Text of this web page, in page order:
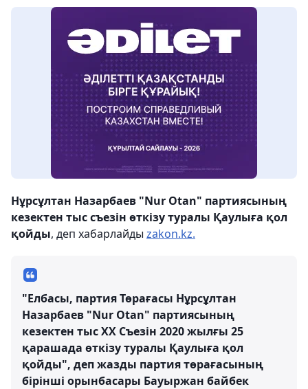
Нұрсұлтан Назарбаев "Nur Otan" партиясының
кезектен тыс съезін өткізу туралы Қаулыға қол
қойды, деп хабарлайды zakon.kz.
"Елбасы, партия Төрағасы Нұрсұлтан
Назарбаев "Nur Otan" партиясының
кезектен тыс XX Съезін 2020 жылғы 25
қарашада өткізу туралы Қаулыға қол
қойды", деп жазды партия төрағасының
бірінші орынбасары Бауыржан байбек